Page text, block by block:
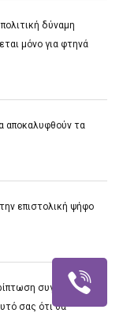
δύναμη
μόνο για φτηνά
αποκαλυφθούν τα
επιστολική ψήφο
συγκάλυψης το
σας ότι θα